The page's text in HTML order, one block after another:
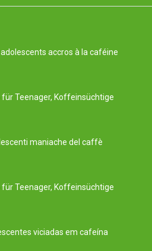
accros à la caféine
Teenager, Koffeinsüchtige
maniache del caffè
Teenager, Koffeinsüchtige
viciadas em cafeína